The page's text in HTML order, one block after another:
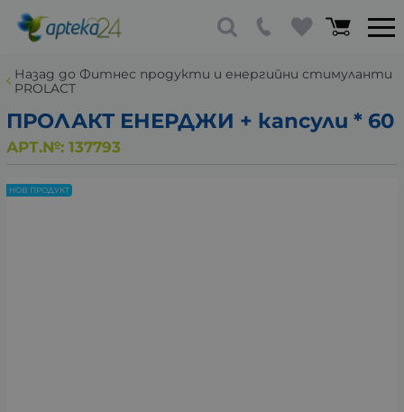
Назад до Фитнес продукти и енергийни стимуланти
PROLACT
ПРОЛАКТ ЕНЕРДЖИ + капсули * 60
АРТ.№: 137793
НОВ ПРОДУКТ